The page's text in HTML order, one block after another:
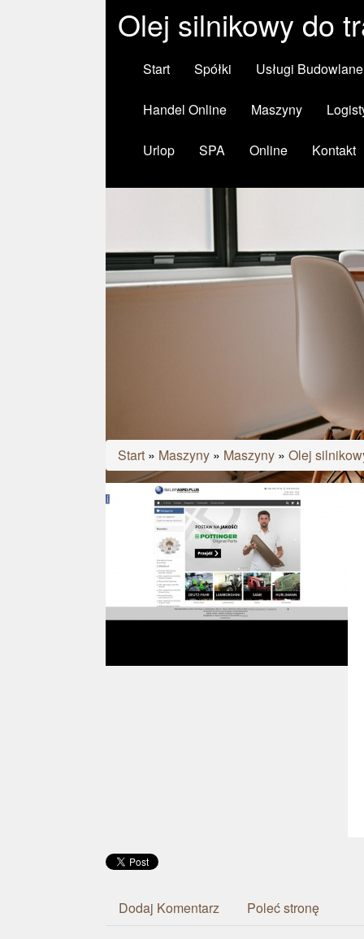
Olej silnikowy do
Start Spółki Usługi Budowlane
Handel Online Maszyny
Urlop SPA Online Kontakt
Start » Maszyny » Maszyny » Olej
Dodaj Komentarz Poleć stronę